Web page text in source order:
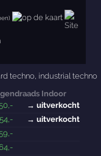
techno industrial techno
Indoor
,-
→ uitverkocht
54,-
→ uitverkocht
,-
,-